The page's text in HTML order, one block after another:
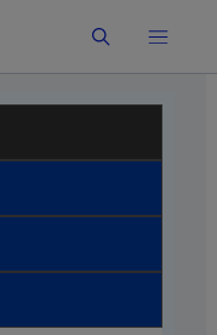
Bilatu